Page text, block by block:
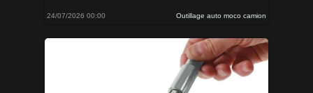
24/07/2026 00:00 Outillage auto moco camion